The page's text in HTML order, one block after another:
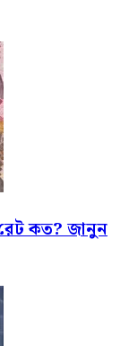
কত? জানুন